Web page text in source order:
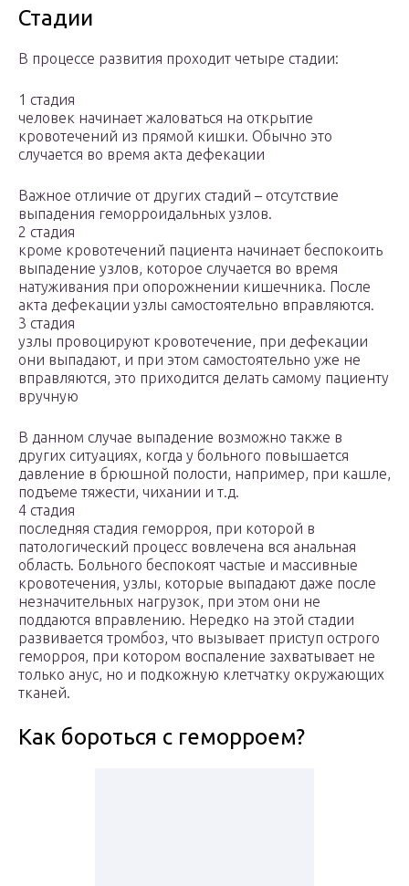
Стадии
В процессе развития проходит четыре стадии:
1 стадия
человек начинает жаловаться на открытие
кровотечений из прямой кишки. Обычно это
случается во время акта дефекации
Важное отличие от других стадий – отсутствие
выпадения геморроидальных узлов.
2 стадия
кроме кровотечений пациента начинает беспокоить
выпадение узлов, которое случается во время
натуживания при опорожнении кишечника. После
акта дефекации узлы самостоятельно вправляются.
3 стадия
узлы провоцируют кровотечение, при дефекации
они выпадают, и при этом самостоятельно уже не
вправляются, это приходится делать самому пациенту
вручную
В данном случае выпадение возможно также в
других ситуациях, когда у больного повышается
давление в брюшной полости, например, при кашле,
подъеме тяжести, чихании и т.д.
4 стадия
последняя стадия геморроя, при которой в
патологический процесс вовлечена вся анальная
область. Больного беспокоят частые и массивные
кровотечения, узлы, которые выпадают даже после
незначительных нагрузок, при этом они не
поддаются вправлению. Нередко на этой стадии
развивается тромбоз, что вызывает приступ острого
геморроя, при котором воспаление захватывает не
только анус, но и подкожную клетчатку окружающих
тканей.
Как бороться с геморроем?